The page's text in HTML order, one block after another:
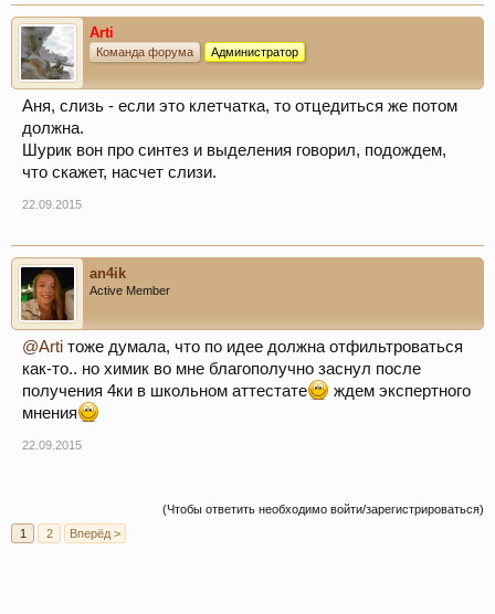
Arti
Команда форума Администратор
Аня, слизь - если это клетчатка, то отцедиться же потом
должна.
Шурик вон про синтез и выделения говорил, подождем,
что скажет, насчет слизи.
22.09.2015
an4ik
Active Member
@Arti тоже думала, что по идее должна отфильтроваться
как-то.. но химик во мне благополучно заснул после
получения 4ки в школьном аттестате
ждем экспертного
мнения
22.09.2015
(Чтобы ответить необходимо войти/зарегистрироваться)
1
2 Вперёд >